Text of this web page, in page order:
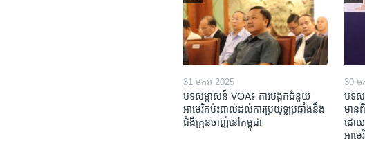
31 មករា 2025
បទសម្ភាសន៍ VOA៖ ការបង្កក​ជំនួយ​
អាមេរិក​ប៉ះពាល់ដល់​ការប្រយុទ្ធ​ប្រឆាំង​នឹង​
ជំងឺ​គ្រុនចាញ់​នៅ​កម្ពុជា
30 ម
បទស
មាន​
ដោយ
អាមេ